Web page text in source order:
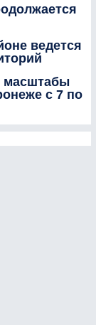
ведется
масштабы
с 7 по